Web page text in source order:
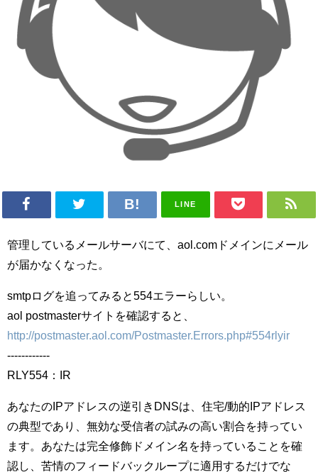
LINE
管理しているメールサーバにて、aol.comドメインにメール
が届かなくなった。
smtpログを追ってみると554エラーらしい。
aol postmasterサイトを確認すると、
http://postmaster.aol.com/Postmaster.Errors.php#554rlyir
------------
RLY554：IR
あなたのIPアドレスの逆引きDNSは、住宅/動的IPアドレス
の典型であり、無効な受信者の試みの高い割合を持ってい
ます。あなたは完全修飾ドメイン名を持っていることを確
認し、苦情のフィードバックループに適用するだけでな